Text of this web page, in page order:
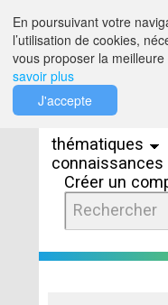
thématiques
connaissances
Créer un
En poursuivant votre
l’utilisation de cookies,
vous proposer la
savoir plus
J'accepte